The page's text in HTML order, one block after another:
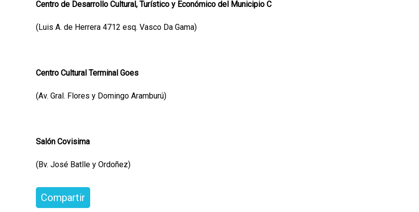
Centro de Desarrollo Cultural, Turístico y Económico del Municipio C
(Luis A. de Herrera 4712 esq. Vasco Da Gama)
Centro Cultural Terminal Goes
(Av. Gral. Flores y Domingo Aramburú)
Salón Covisima
(Bv. José Batlle y Ordoñez)
Compartir